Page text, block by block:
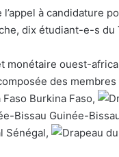
à candidature
dix étudiant-e-s
monétaire ouest-
des membres
Burkina Faso,
Guinée-
Sénégal,